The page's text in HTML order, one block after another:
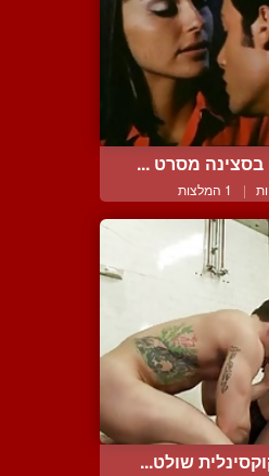
בסצינה מסרט ...
| 1 המלצות
שולט...